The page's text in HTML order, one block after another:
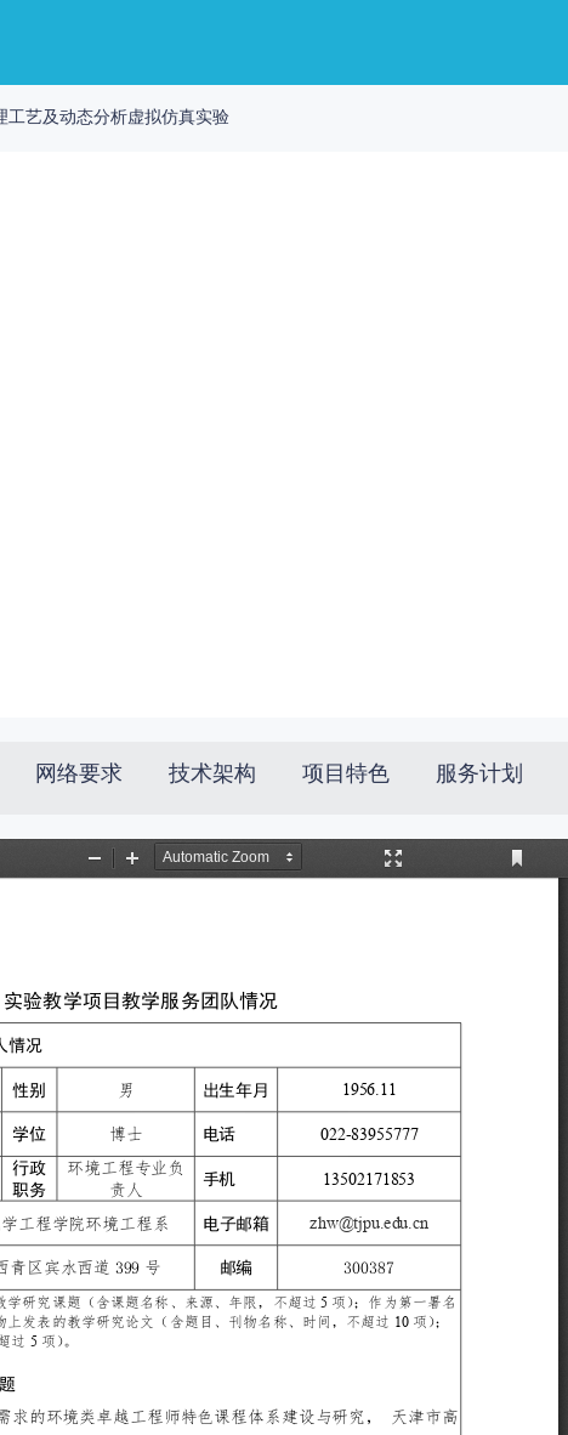
工艺及动态分析虚拟仿真实验
网络要求 技术架构 项目特色 服务计划